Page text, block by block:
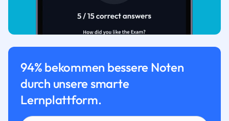
94% bekommen bessere Noten
durch unsere smarte
Lernplattform.